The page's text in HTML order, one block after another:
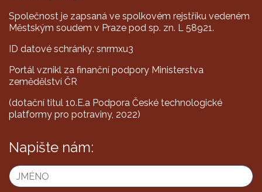
Společnost je zapsaná ve spolkovém rejstříku vedeném
Městským soudem v Praze pod sp. zn. L 58921.
ID datové schránky: snrmxu3
Portál vznikl za finanční podpory Ministerstva
zemědělství ČR
(dotační titul 10.E.a Podpora České technologické
platformy pro potraviny, 2022)
Napište nám: